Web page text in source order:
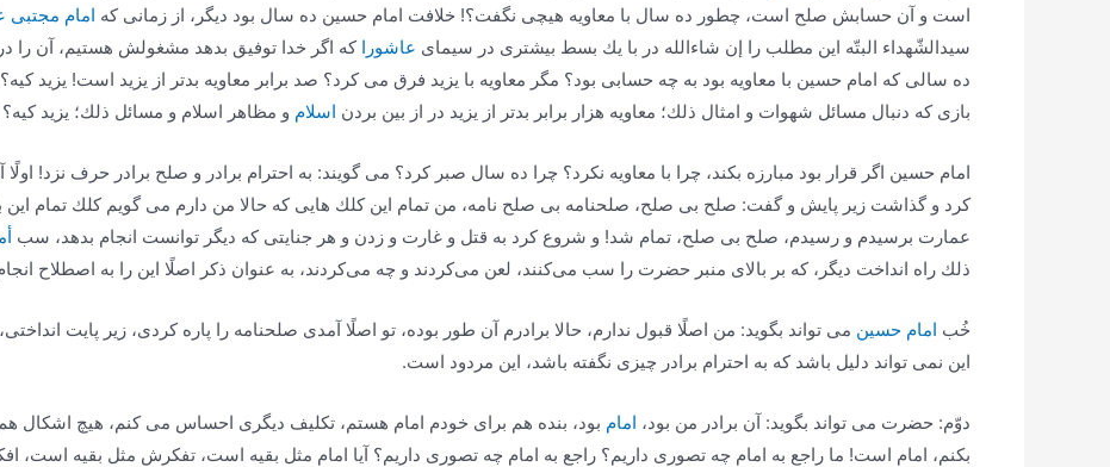
است و آن حسابش صلح است، چطور ده سال با معاویه هیچی نگفت؟! خلافت امام حسین ده سال بود دیگر، از زمانی كه امام مجتبی
سیدالشّهداء البتّه این مطلب را إن شاءالله در با یك بسط بیشتری در سیمای عاشورا كه اگر خدا توفیق بدهد مشغولش هستیم، آن را
ده سالی كه امام حسین با معاویه بود به چه حسابی بود؟ مگر معاویه با یزید فرق می كرد؟ صد برابر معاویه بدتر از یزید است! یزید
بازی كه دنبال مسائل شهوات و امثال ذلك؛ معاویه هزار برابر بدتر از یزید در از بین بردن اسلام و مظاهر اسلام و مسائل ذلك؛ یزید
امام حسین اگر قرار بود مبارزه بكند، چرا با معاویه نكرد؟ چرا ده سال صبر كرد؟ می گویند: به احترام برادر و صلح برادر حرف نزد! اولًا
كرد و گذاشت زیر پایش و گفت: صلح بی صلح، صلحنامه بی صلح نامه، من تمام این كلك هایی كه حالا من دارم می گویم كلك تمام این
عمارت برسیدم و رسیدم، صلح بی صلح، تمام شد! و شروع كرد به قتل و غارت و زدن و هر جنایتی كه دیگر توانست انجام بدهد، سب
ذلك راه انداخت دیگر، كه بر بالای منبر حضرت را سب می‌كنند، لعن می‌كردند و چه می‌كردند، به عنوان ذكر اصلًا این را به اصطلاح
خُب امام حسین می تواند بگوید: من اصلًا قبول ندارم، حالا برادرم آن طور بوده، تو اصلًا آمدی صلحنامه را پاره كردی، زیر پایت
این نمی تواند دلیل باشد كه به احترام برادر چیزی نگفته باشد، این مردود است.
دوّم: حضرت می تواند بگوید: آن برادر من بود، امام بود، بنده هم برای خودم امام هستم، تكلیف دیگری احساس می كنم، هیچ اشكال
بكنم، امام است! ما راجع به امام چه تصوری داریم؟ راجع به امام چه تصوری داریم؟ آیا امام مثل بقیه است، تفكرش مثل بقیه است،